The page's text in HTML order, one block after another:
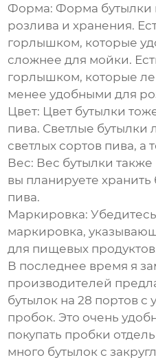
Форма: Форма бутылки
розлива и хранения.
горлышком, которые
сложнее для мойки.
горлышком, которые
менее удобными для
Цвет: Цвет бутылки
пива. Светлые бутылки
светлых сортов пива, а
Вес: Вес бутылки
вы планируете
пива.
Маркировка:
маркировка,
для пищевых
В последнее время я
производителей
бутылок на 28 портов с
пробок. Это очень
покупать пробки
много бутылок с